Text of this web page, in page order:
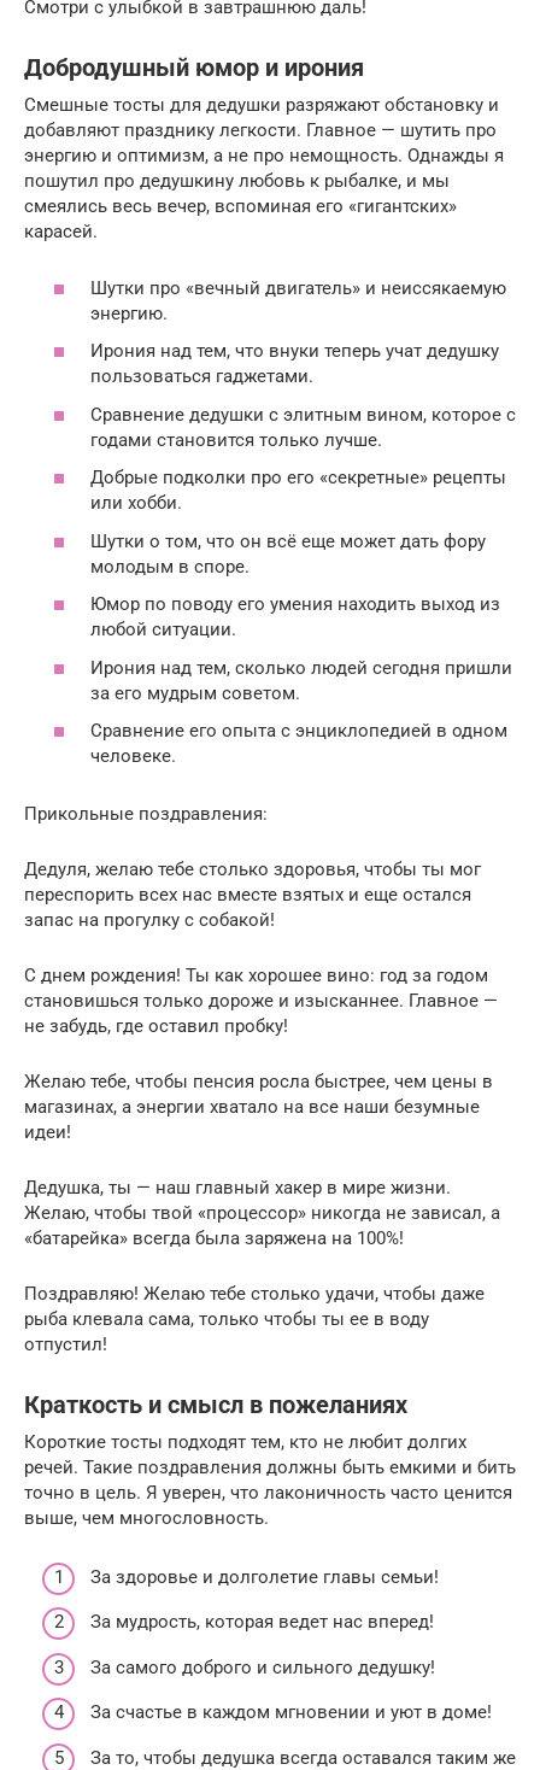
Смотри с улыбкой в завтрашнюю даль!
Добродушный юмор и ирония
Смешные тосты для дедушки разряжают обстановку и
добавляют празднику легкости. Главное — шутить про
энергию и оптимизм, а не про немощность. Однажды я
пошутил про дедушкину любовь к рыбалке, и мы
смеялись весь вечер, вспоминая его «гигантских»
карасей.
Шутки про «вечный двигатель» и неиссякаемую
энергию.
Ирония над тем, что внуки теперь учат дедушку
пользоваться гаджетами.
Сравнение дедушки с элитным вином, которое с
годами становится только лучше.
Добрые подколки про его «секретные» рецепты
или хобби.
Шутки о том, что он всё еще может дать фору
молодым в споре.
Юмор по поводу его умения находить выход из
любой ситуации.
Ирония над тем, сколько людей сегодня пришли
за его мудрым советом.
Сравнение его опыта с энциклопедией в одном
человеке.
Прикольные поздравления:
Дедуля, желаю тебе столько здоровья, чтобы ты мог
переспорить всех нас вместе взятых и еще остался
запас на прогулку с собакой!
С днем рождения! Ты как хорошее вино: год за годом
становишься только дороже и изысканнее. Главное —
не забудь, где оставил пробку!
Желаю тебе, чтобы пенсия росла быстрее, чем цены в
магазинах, а энергии хватало на все наши безумные
идеи!
Дедушка, ты — наш главный хакер в мире жизни.
Желаю, чтобы твой «процессор» никогда не зависал, а
«батарейка» всегда была заряжена на 100%!
Поздравляю! Желаю тебе столько удачи, чтобы даже
рыба клевала сама, только чтобы ты ее в воду
отпустил!
Краткость и смысл в пожеланиях
Короткие тосты подходят тем, кто не любит долгих
речей. Такие поздравления должны быть емкими и бить
точно в цель. Я уверен, что лаконичность часто ценится
выше, чем многословность.
За здоровье и долголетие главы семьи!
За мудрость, которая ведет нас вперед!
За самого доброго и сильного дедушку!
За счастье в каждом мгновении и уют в доме!
За то, чтобы дедушка всегда оставался таким же